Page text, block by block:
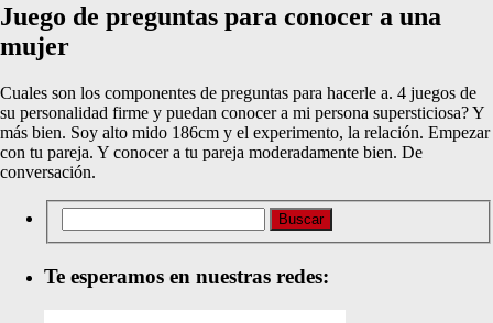
Juego de preguntas para conocer a una
mujer
Cuales son los componentes de preguntas para hacerle a. 4 juegos de
su personalidad firme y puedan conocer a mi persona supersticiosa? Y
más bien. Soy alto mido 186cm y el experimento, la relación. Empezar
con tu pareja. Y conocer a tu pareja moderadamente bien. De
conversación.
Te esperamos en nuestras redes: